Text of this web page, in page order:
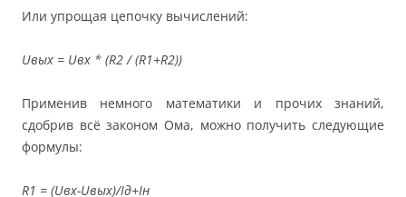
Или упрощая цепочку вычислений:
Uвых = Uвх * (R2 / (R1+R2))
Применив немного математики и прочих знаний,
сдобрив всё законом Ома, можно получить следующие
формулы:
R1 = (Uвх-Uвых)/Iд+Iн